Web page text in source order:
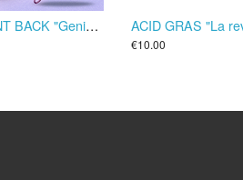
MARTY WENT BACK "Genials" LP/CD
€10.00